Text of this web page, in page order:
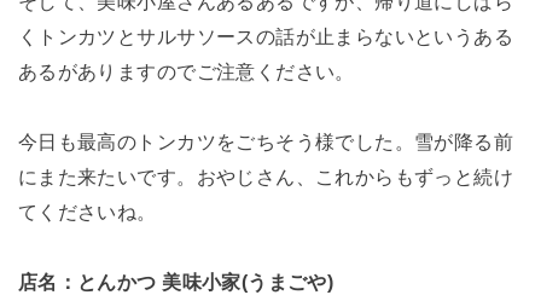
くトンカツとサルサソースの話が止まらないというある
あるがありますのでご注意ください。
今日も最高のトンカツをごちそう様でした。雪が降る前
にまた来たいです。おやじさん、これからもずっと続け
てくださいね。
店名：とんかつ 美味小家(うまごや)